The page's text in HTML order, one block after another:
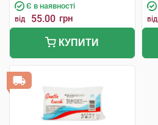
Є в наявності
від 55.00 грн
КУПИТИ
від